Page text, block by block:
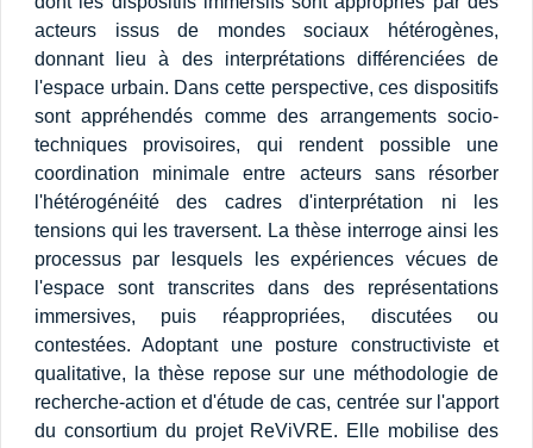
acteurs issus de mondes sociaux hétérogènes,
donnant lieu à des interprétations différenciées de
l'espace urbain. Dans cette perspective, ces dispositifs
sont appréhendés comme des arrangements socio-
techniques provisoires, qui rendent possible une
coordination minimale entre acteurs sans résorber
l'hétérogénéité des cadres d'interprétation ni les
tensions qui les traversent. La thèse interroge ainsi les
processus par lesquels les expériences vécues de
l'espace sont transcrites dans des représentations
immersives, puis réappropriées, discutées ou
contestées. Adoptant une posture constructiviste et
qualitative, la thèse repose sur une méthodologie de
recherche-action et d'étude de cas, centrée sur l'apport
du consortium du projet ReViVRE. Elle mobilise des